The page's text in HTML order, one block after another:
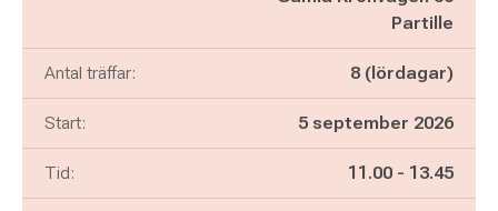
Partille
Antal träffar: 8 (lördagar)
Start: 5 september 2026
Tid: Pågår mellan
11.00 - och
13.45